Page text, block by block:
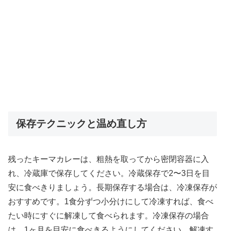
保存テクニックと温め直し方
残ったキーマカレーは、粗熱を取ってから密閉容器に入
れ、冷蔵庫で保存してください。冷蔵保存で2〜3日を目
安に食べきりましょう。長期保存する場合は、冷凍保存が
おすすめです。1食分ずつ小分けにして冷凍すれば、食べ
たい時にすぐに解凍して食べられます。冷凍保存の場合